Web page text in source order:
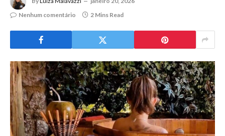
Nenhum comentário
2 Mins Read